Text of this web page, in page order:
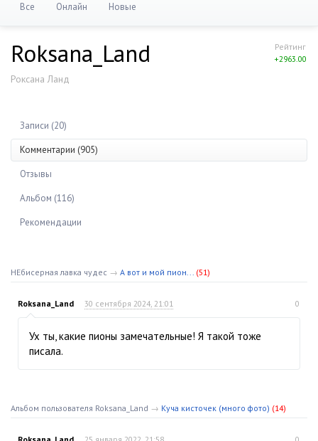
Все Онлайн Новые
Рейтинг
+2963.00
Roksana_Land
Роксана Ланд
Записи (20)
Комментарии (905)
Отзывы
Альбом (116)
Рекомендации
НЕбисерная лавка чудес → А вот и мой пион... (51)
Roksana_Land 30 сентября 2024, 21:01 0
Ух ты, какие пионы замечательные! Я такой тоже
писала.
Альбом пользователя Roksana_Land → Куча кисточек (много фото) (14)